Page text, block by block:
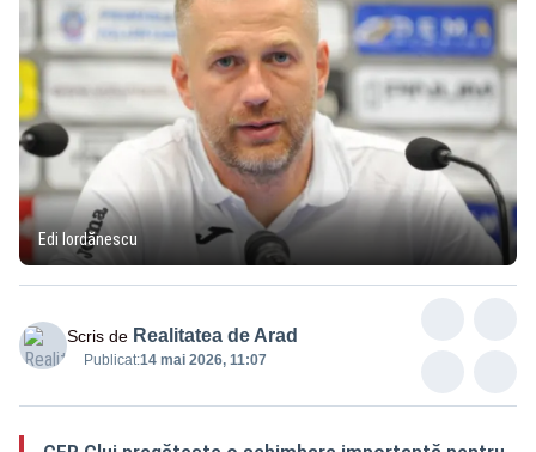
Edi Iordănescu
Scris de Realitatea de Arad
Publicat:14 mai 2026, 11:07